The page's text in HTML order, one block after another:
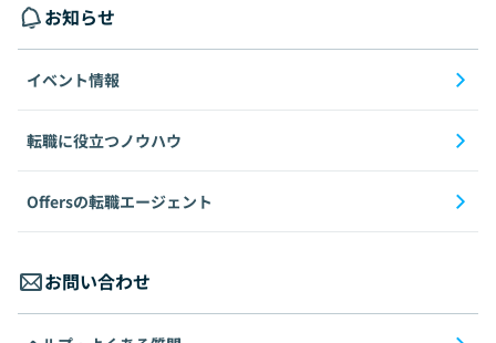
お知らせ
イベント情報
転職に役立つノウハウ
Offersの転職エージェント
お問い合わせ